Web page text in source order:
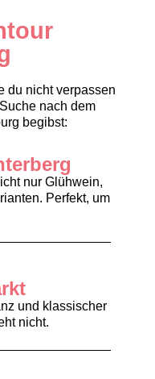
du nicht verpassen
nach dem
begibst:
nur Glühwein,
Perfekt, um
und klassischer
nicht.